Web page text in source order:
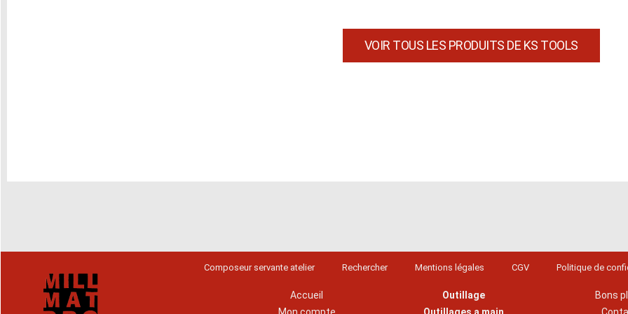
VOIR TOUS LES PRODUITS DE KS TOOLS
Composeur servante atelier Rechercher Mentions légales CGV Politique de
Accueil
Outillage
Bons